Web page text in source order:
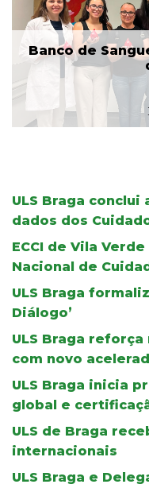
Banco de
ULS Braga
dados dos
ECCI de Vila
Nacional de
ULS Braga
Diálogo’
ULS Braga
com novo
ULS Braga inicia
global e
ULS de Braga
internacionais
ULS Braga e